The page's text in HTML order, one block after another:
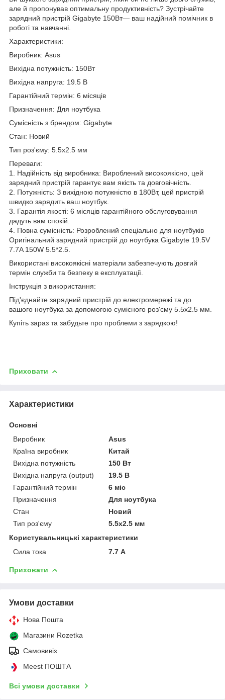
але й пропонував оптимальну продуктивність? Зустрічайте
зарядний пристрій Gigabyte 150Вт— ваш надійний помічник в
роботі та навчанні.
Характеристики:
Виробник: Asus
Вихідна потужність: 150Вт
Вихідна напруга: 19.5 В
Гарантійний термін: 6 місяців
Призначення: Для ноутбука
Сумісність з брендом: Gigabyte
Стан: Новий
Тип роз'єму: 5.5x2.5 мм
Переваги:
1. Надійність від виробника: Вироблений високоякісно, цей
зарядний пристрій гарантує вам якість та довговічність.
2. Потужність: З вихідною потужністю в 180Вт, цей пристрій
швидко зарядить ваш ноутбук.
3. Гарантія якості: 6 місяців гарантійного обслуговування
дадуть вам спокій.
4. Повна сумісність: Розроблений спеціально для ноутбуків
Оригінальний зарядний пристрій до ноутбука Gigabyte 19.5V
7.7A 150W 5.5*2.5.
Використані високоякісні матеріали забезпечують довгий
термін служби та безпеку в експлуатації.
Інструкція з використання:
Під'єднайте зарядний пристрій до електромережі та до
вашого ноутбука за допомогою сумісного роз'єму 5.5x2.5 мм.
Купіть зараз та забудьте про проблеми з зарядкою!
Приховати
Характеристики
Основні
Виробник
Asus
Країна виробник
Китай
Вихідна потужність
150 Вт
Вихідна напруга (output)
19.5 В
Гарантійний термін
6 міс
Призначення
Для ноутбука
Стан
Новий
Тип роз'єму
5.5x2.5 мм
Користувальницькі характеристики
Сила тока
7.7 А
Приховати
Умови доставки
Нова Пошта
Магазини Rozetka
Самовивіз
Meest ПОШТА
Всі умови доставки